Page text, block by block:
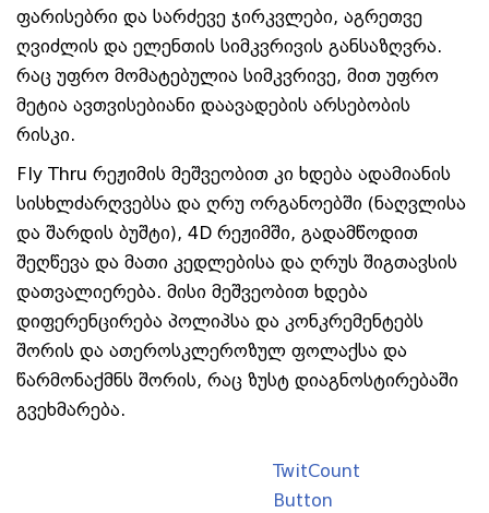
ფარისებრი და სარძევე ჯირკვლები, აგრეთვე
ღვიძლის და ელენთის სიმკვრივის განსაზღვრა.
რაც უფრო მომატებულია სიმკვრივე, მით უფრო
მეტია ავთვისებიანი დაავადების არსებობის
რისკი.
Fly Thru რეჟიმის მეშვეობით კი ხდება ადამიანის
სისხლძარღვებსა და ღრუ ორგანოებში (ნაღვლისა
და შარდის ბუშტი), 4D რეჟიმში, გადამწოდით
შეღწევა და მათი კედლებისა და ღრუს შიგთავსის
დათვალიერება. მისი მეშვეობით ხდება
დიფერენცირება პოლიპსა და კონკრემენტებს
შორის და ათეროსკლეროზულ ფოლაქსა და
წარმონაქმნს შორის, რაც ზუსტ დიაგნოსტირებაში
გვეხმარება.
TwitCount
Button